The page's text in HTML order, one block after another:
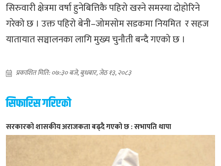
सिरुवारी क्षेत्रमा वर्षा हुनेबित्तिकै पहिरो खस्ने समस्या दोहोरिने
गरेको छ । उक्त पहिरो बेनी–जोमसोम सडकमा नियमित र सहज
यातायात सञ्चालनका लागि मुख्य चुनौती बन्दै गएको छ ।
प्रकाशित मिति: ०७:३० बजे, बुधबार, जेठ १३, २०८३
सिफारिस गरिएको
सरकारको शासकीय अराजकता बढ्दै गएको छ : सभापति थापा